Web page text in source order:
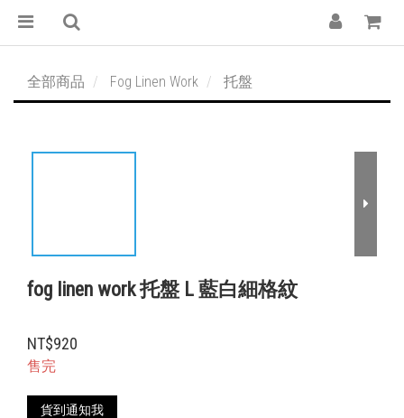
全部商品 Fog Linen Work 托盤
fog linen work 托盤 L 藍白細格紋
NT$920
售完
貨到通知我